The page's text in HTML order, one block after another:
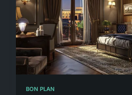
BON PLAN